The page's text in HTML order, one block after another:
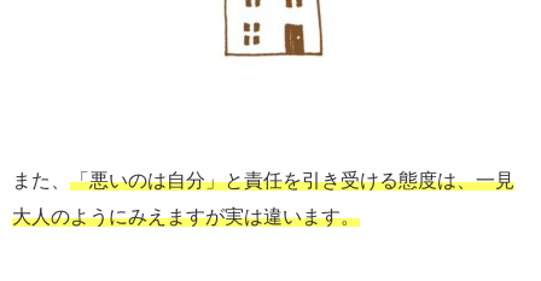
また、 「悪いのは自分」と責任を引き受ける態度は、一見
大人のようにみえますが実は違います。